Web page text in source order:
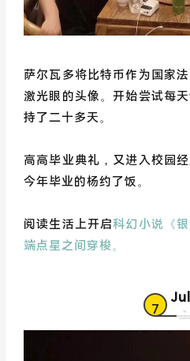
萨尔瓦多将比特币作为国家
激光眼的头像。开始尝试每
持了二十多天。
高高毕业典礼，又进入校园
今年毕业的杨约了饭。
阅读生活上开启科幻小说《
端点星之间穿梭。
7